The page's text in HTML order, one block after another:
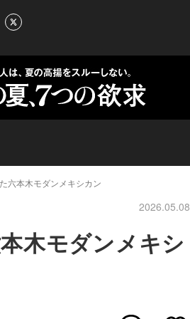
イル情報
六本木モダンメキシカン
2026.05.08
木モダンメキシ